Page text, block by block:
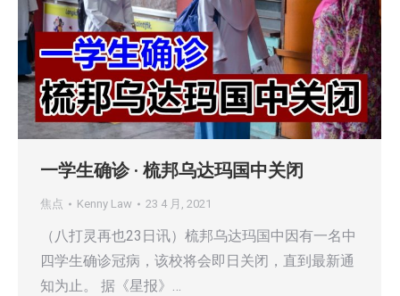
一学生确诊 · 梳邦乌达玛国中关闭
焦点 Kenny Law 23 4 月, 2021
（八打灵再也23日讯）梳邦乌达玛国中因有一名中
四学生确诊冠病，该校将会即日关闭，直到最新通
知为止。 据《星报》…